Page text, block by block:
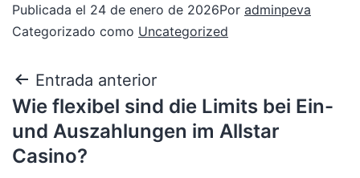
Publicada el 24 de enero de 2026Por adminpeva
Categorizado como Uncategorized
Entrada anterior
Wie flexibel sind die Limits bei Ein-
und Auszahlungen im Allstar
Casino?